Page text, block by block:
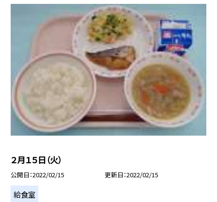
２月１５日（火）
公開日 2022/02/15 更新日 2022/02/15
給食室